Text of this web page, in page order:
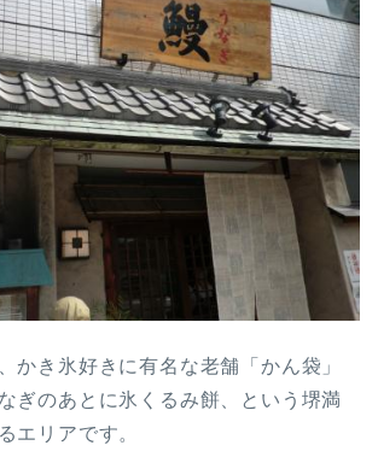
かき氷好きに有名な老舗「かん袋」
ぎのあとに氷くるみ餅、という堺満
エリアです。